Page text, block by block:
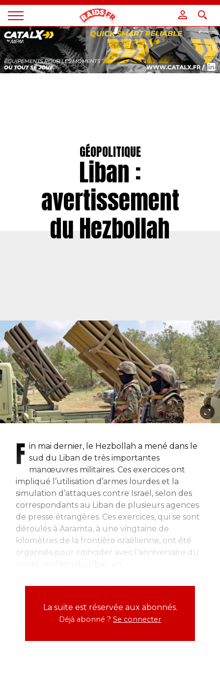
Magazine
Raids
GÉOPOLITIQUE
Liban :
avertissement
du Hezbollah
F in mai dernier, le Hezbollah a mené dans le
sud du Liban de très importantes
manœuvres militaires. Ces exercices ont
impliqué l’utilisation d’armes lourdes et la
simulation d’attaques contre Israël, selon des
correspondants au Liban de plusieurs agences
de presse étrangères. Ces exercices, qui se sont
déroulés à Aaramta, à une vingtaine de
kilomètres de la frontière israélienne, ont été
organisés pour coïncider avec l’anniversaire du
La suite est réservée aux abonnés.
Déjà abonné ? Se connecter
Panneau de gestion des cookies